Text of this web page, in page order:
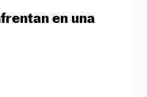
en una